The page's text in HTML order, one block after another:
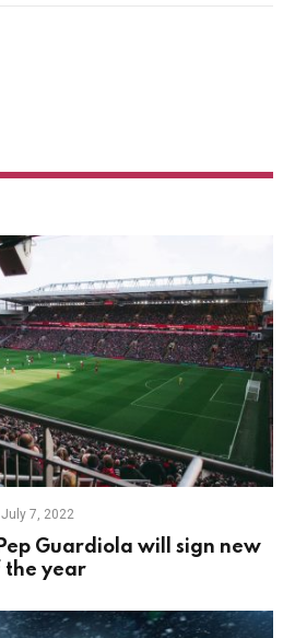
July 7, 2022
Guardiola will sign new
the year